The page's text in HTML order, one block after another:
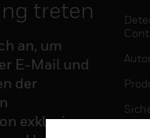
treten
an, um
E-Mail und
der
exklusive